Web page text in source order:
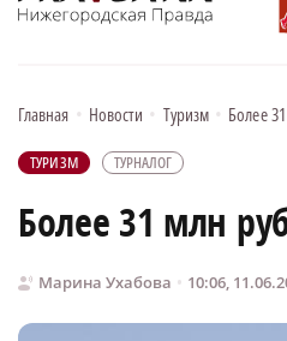
Главная • Новости • Туризм • Более
ТУРИЗМ ТУРНАЛОГ
Более 31 млн
Марина Ухабова 10:06,